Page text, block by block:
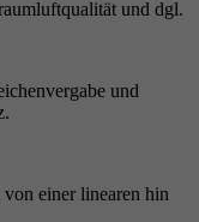
und dgl.
und
einer linearen hin